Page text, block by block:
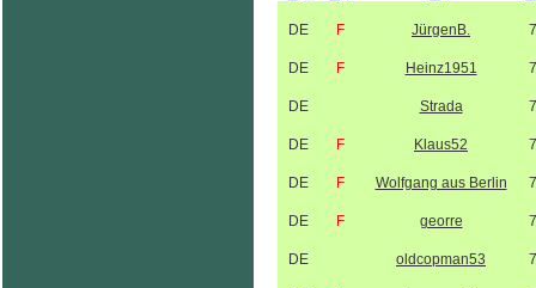
DE F JürgenB.
DE F Heinz1951
DE Strada
DE F Klaus52
DE F Wolfgang aus Berlin
DE F georre
DE oldcopman53